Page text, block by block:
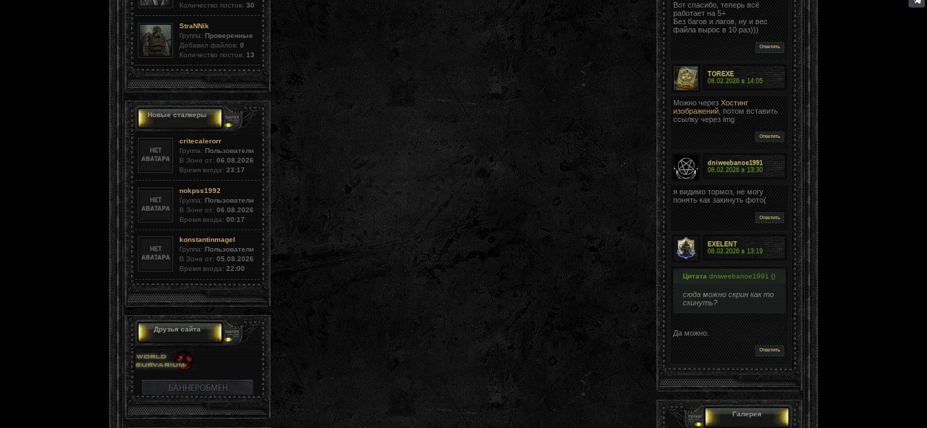
Количество постов: 30
StraNNik
Группа: Проверенные
Добавил файлов: 0
Количество постов: 13
Новые сталкеры
critecalerorr
Группа: Пользователи
В Зоне от: 06.08.2026
Время входа: 23:17
nokpss1992
Группа: Пользователи
В Зоне от: 06.08.2026
Время входа: 00:17
konstantinmagel
Группа: Пользователи
В Зоне от: 05.08.2026
Время входа: 22:00
Друзья сайта
Вот спасибо, теперь всё
работает на 5+
Без багов и лагов, ну и вес
файла вырос в 10 раз)))
Ответить
TOREXE
08.02.2026 в14:05
Можно черезХостинг
изображений, потом вставить
ссылку через img
Ответить
dniweebanoe1991
08.02.2026 в13:30
я видимо тормоз, не могу
понять как закинуть фото(
Ответить
EXELENT
08.02.2026 в13:19
Цитата dniweebanoe1991 ()
сюда можно скрин как то
скинуть?
Да можно.
Ответить
Галерея